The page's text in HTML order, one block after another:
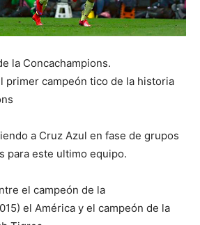
la Concachampions.
primer campeón tico de la historia
a Cruz Azul en fase de grupos
para este ultimo equipo.
el campeón de la
el América y el campeón de la